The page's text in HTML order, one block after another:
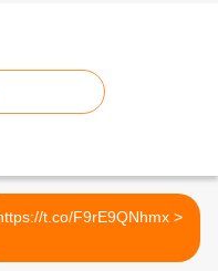
https://t.co/F9rE9QNhmx >